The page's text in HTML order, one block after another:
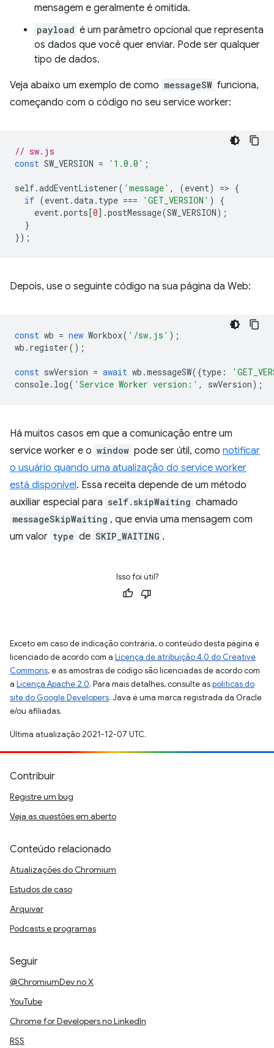
mensagem e geralmente é omitida.
payload é um parâmetro opcional que representa
os dados que você quer enviar. Pode ser qualquer
tipo de dados.
Veja abaixo um exemplo de como messageSW funciona,
começando com o código no seu service worker:
// sw.js
const SW_VERSION = '1.0.0' ;
self.addEventListener( 'message' , (event) => {
if (event.data. type === 'GET_VERSION' )
{
event.ports[0].postMessage(SW_VERSION);
}
});
Depois, use o seguinte código na sua página da Web:
const wb = new Workbox( '/sw.js' );
wb . register();
const swVersion = await wb .messageSW({type :
console. log( 'Service Worker version:' , swVersion);
Há muitos casos em que a comunicação entre um
service worker e o window pode ser útil, como notificar
o usuário quando uma atualização do service worker
está disponível. Essa receita depende de um método
auxiliar especial para self.skipWaiting chamado
messageSkipWaiting , que envia uma mensagem com
um valor type de SKIP_WAITING .
Isso foi útil?
Exceto em caso de indicação contrária, o conteúdo desta página é
licenciado de acordo com a Licença de atribuição 4.0 do Creative
Commons, e as amostras de código são licenciadas de acordo com
a Licença Apache 2.0. Para mais detalhes, consulte aspolíticas do
site do Google Developers. Java é uma marca registrada da Oracle
e/ou afiliadas.
Última atualização 2021-12-07 UTC.
Contribuir
Registre um bug
Veja as questões em aberto
Conteúdo relacionado
Atualizações do Chromium
Estudos de caso
Arquivar
Podcasts e programas
Seguir
@ChromiumDev no X
YouTube
Chrome for Developers no LinkedIn
RSS